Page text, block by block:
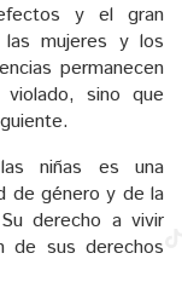
y el gran
mujeres y los
permanecen
sino que
niñas es una
de género y de la
derecho a vivir
de sus derechos